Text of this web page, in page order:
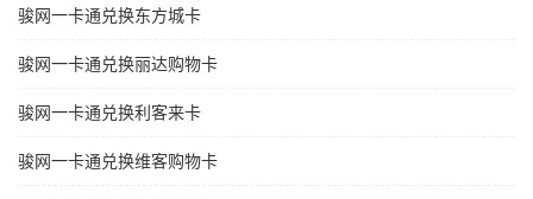
骏网一卡通兑换东方城卡
骏网一卡通兑换丽达购物卡
骏网一卡通兑换利客来卡
骏网一卡通兑换维客购物卡